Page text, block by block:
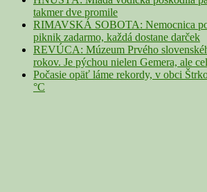
takmer dve promile
RIMAVSKÁ SOBOTA: Nemocnica
piknik zadarmo, každá dostane darček
REVÚCA: Múzeum Prvého
rokov. Je pýchou nielen Gemera, ale
Počasie opäť láme rekordy, v obci
°C